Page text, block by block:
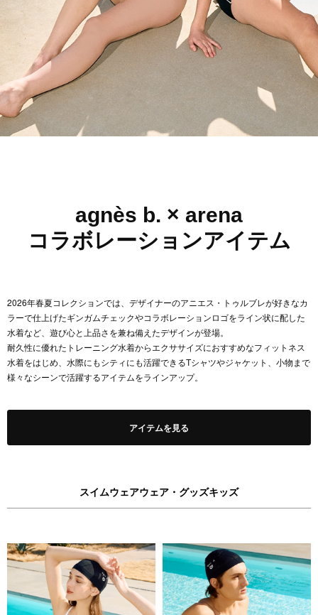
agnès b. × arena
コラボレーションアイテム
2026年春夏コレクションでは、デザイナーのアニエス・トゥルブレが好きなカ
ラーで仕上げたギンガムチェックやコラボレーションロゴをライン状に配した
水着など、遊び心と上品さを兼ね備えたデザインが登場。
耐久性に優れたトレーニング水着からエクササイズにおすすめなフィットネス
水着をはじめ、水際にもシティにも活躍できるTシャツやジャケット、小物まで
様々なシーンで活躍するアイテムをラインアップ。
アイテムを見る
スイムウェアウェア・グッズキッズ